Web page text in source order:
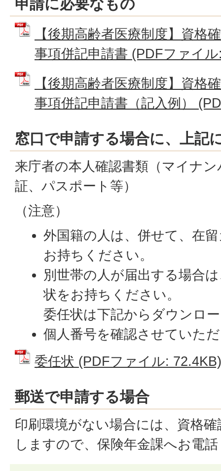
申請に必要なもの
【後期高齢者医療制度】資格
事項併記申請書 (PDFファイ
【後期高齢者医療制度】資格
事項併記申請書（記入例）
窓口で申請する場合に、上記
来庁者の本人確認書類（マイナ
証、パスポート等）
（注意）
外国籍の人は、併せて、在
お持ちください。
別世帯の人が届出する場合
状をお持ちください。
委任状は下記からダウンロ
個人番号を確認させていた
委任状 (PDFファイル: 72.4KB)
郵送で申請する場合
印刷環境がない場合には、資格
しますので、保険年金課へお電